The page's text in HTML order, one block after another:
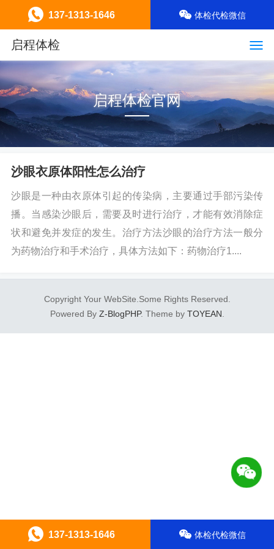
启程体检
启程体检官网
沙眼衣原体阳性怎么治疗
沙眼是一种由衣原体引起的传染病，主要通过手部污染传
播。当感染沙眼后，需要及时进行治疗，才能有效消除症
状和避免并发症的发生。治疗方法沙眼的治疗方法一般分
为药物治疗和手术治疗，具体方法如下：药物治疗1....
Copyright Your WebSite.Some Rights Reserved.
Powered By Z-BlogPHP. Theme by TOYEAN
137-1313-1646 体检代检微信
137-1313-1646 体检代检微信